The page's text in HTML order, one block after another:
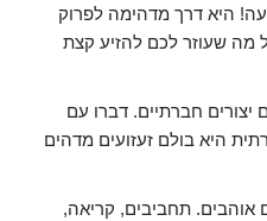
היא דרך מדהימה לפרוק
מה שעוזר לכם להזיע קצת
יצורים חברתיים. דברו עם
היא בולם זעזועים מדהים
תחביבים, קריאה,